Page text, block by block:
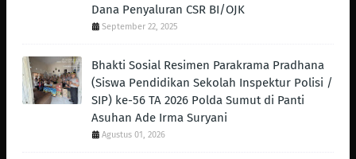
Dana Penyaluran CSR BI/OJK
September 22, 2025
Bhakti Sosial Resimen Parakrama Pradhana
(Siswa Pendidikan Sekolah Inspektur Polisi /
SIP) ke-56 TA 2026 Polda Sumut di Panti
Asuhan Ade Irma Suryani
Agustus 01, 2026